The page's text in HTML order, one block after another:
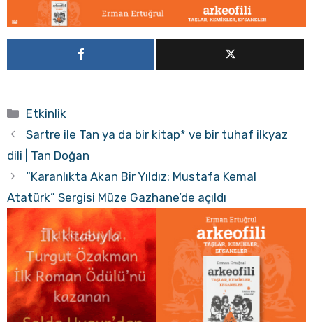
Kategoriler
Etkinlik
Sartre ile Tan ya da bir kitap* ve bir tuhaf ilkyaz
dili | Tan Doğan
“Karanlıkta Akan Bir Yıldız: Mustafa Kemal
Atatürk” Sergisi Müze Gazhane’de açıldı